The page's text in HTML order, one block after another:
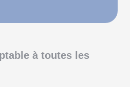
à toutes les